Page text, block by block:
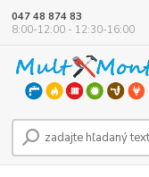
047 48 874 83
8:00-12:00 - 12:30-16:00